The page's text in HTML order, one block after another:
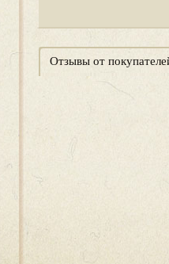
Отзывы от